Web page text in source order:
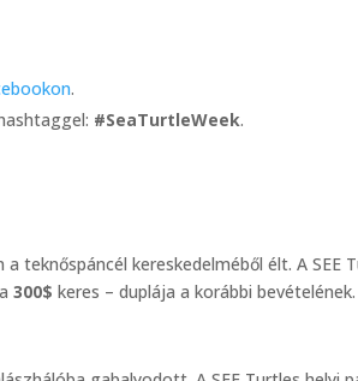
.
#SeaTurtleWeek.
teknőspáncél kereskedelméből élt. A SEE
300$ keres – duplája a korábbi bevételének.